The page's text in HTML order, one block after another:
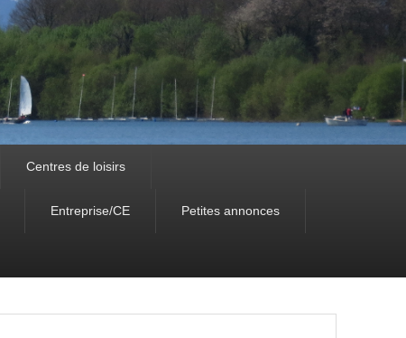
Centres de loisirs
Entreprise/CE Petites annonces